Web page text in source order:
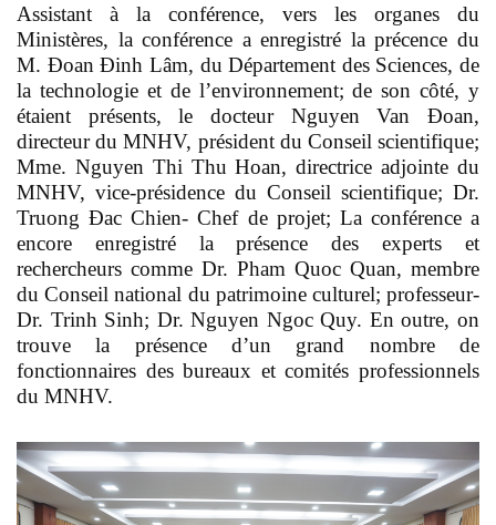
Assistant à la conférence, vers les organes du
Ministères, la conférence a enregistré la précence du
M. Đoan Đinh Lâm, du Département des Sciences, de
la technologie et de l’environnement; de son côté, y
étaient présents, le docteur Nguyen Van Đoan,
directeur du MNHV, président du Conseil scientifique;
Mme. Nguyen Thi Thu Hoan, directrice adjointe du
MNHV, vice-présidence du Conseil scientifique; Dr.
Truong Đac Chien- Chef de projet; La conférence a
encore enregistré la présence des experts et
rechercheurs comme Dr. Pham Quoc Quan, membre
du Conseil national du patrimoine culturel; professeur-
Dr. Trinh Sinh; Dr. Nguyen Ngoc Quy. En outre, on
trouve la présence d’un grand nombre de
fonctionnaires des bureaux et comités professionnels
du MNHV.